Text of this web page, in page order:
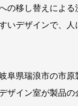
の移し替えによ
いデザインで、
阜県瑞浪市の市
ザイン室が製品